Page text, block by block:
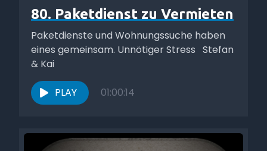
80. Paketdienst zu Vermieten
Paketdienste und Wohnungssuche haben
eines gemeinsam. Unnötiger Stress Stefan
& Kai
PLAY 01:00:14